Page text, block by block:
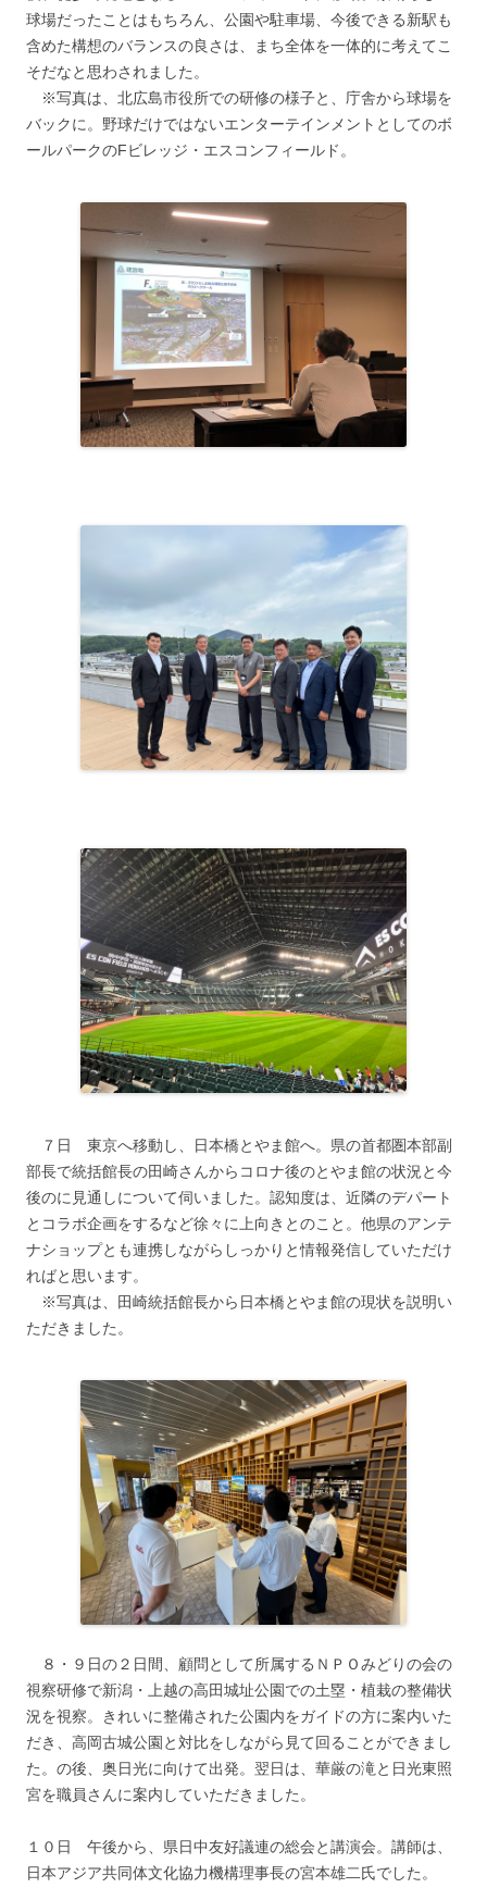
球場だったことはもちろん、公園や駐車場、今後できる新駅も
含めた構想のバランスの良さは、まち全体を一体的に考えてこ
そだなと思わされました。
※写真は、北広島市役所での研修の様子と、庁舎から球場を
バックに。野球だけではないエンターテインメントとしてのボ
ールパークのFビレッジ・エスコンフィールド。
７日 東京へ移動し、日本橋とやま館へ。県の首都圏本部副
部長で統括館長の田崎さんからコロナ後のとやま館の状況と今
後のに見通しについて伺いました。認知度は、近隣のデパート
とコラボ企画をするなど徐々に上向きとのこと。他県のアンテ
ナショップとも連携しながらしっかりと情報発信していただけ
ればと思います。
※写真は、田崎統括館長から日本橋とやま館の現状を説明い
ただきました。
８・９日の２日間、顧問として所属するＮＰＯみどりの会の
視察研修で新潟・上越の高田城址公園での土塁・植栽の整備状
況を視察。きれいに整備された公園内をガイドの方に案内いた
だき、高岡古城公園と対比をしながら見て回ることができまし
た。の後、奥日光に向けて出発。翌日は、華厳の滝と日光東照
宮を職員さんに案内していただきました。
１０日 午後から、県日中友好議連の総会と講演会。講師は、
日本アジア共同体文化協力機構理事長の宮本雄二氏でした。